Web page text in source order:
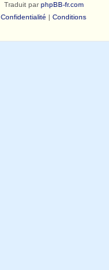
Traduit parphpBB-fr.com
Confidentialité | Conditions